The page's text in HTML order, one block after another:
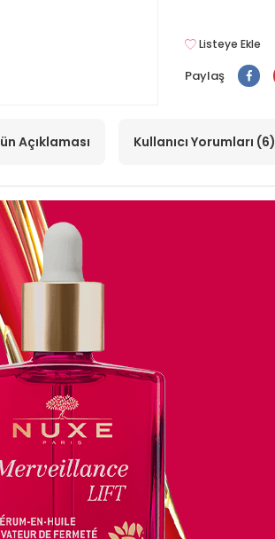
Listeye Ekle
Paylaş
Açıklaması Kullanıcı Yorumları (6)